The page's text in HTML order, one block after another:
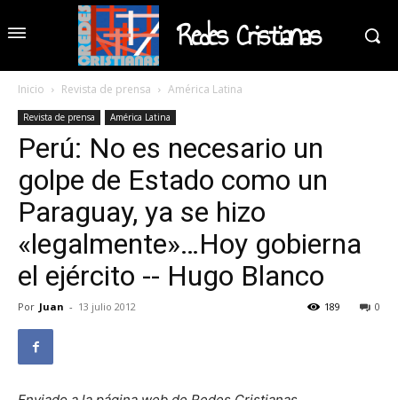
Redes Cristianas
Inicio Revista de prensa América Latina
Revista de prensa América Latina
Perú: No es necesario un
golpe de Estado como un
Paraguay, ya se hizo
«legalmente»…Hoy gobierna
el ejército -- Hugo Blanco
Por Juan - 13 julio 2012 0
189